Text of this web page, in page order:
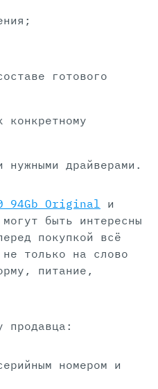
готового
конкретному
нужными драйверами.
94Gb Original
и
могут быть интересны
покупкой всё
только на слово
питание,
продавца:
номером и